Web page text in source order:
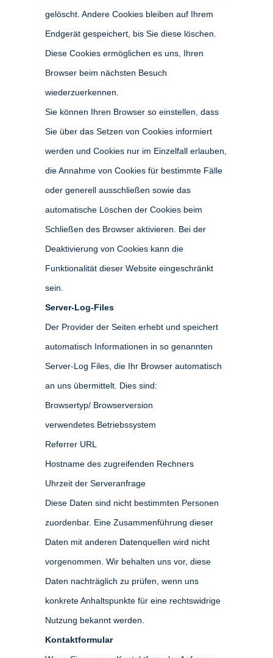
gelöscht. Andere Cookies bleiben auf Ihrem
Endgerät gespeichert, bis Sie diese löschen.
Diese Cookies ermöglichen es uns, Ihren
Browser beim nächsten Besuch
wiederzuerkennen.
Sie können Ihren Browser so einstellen, dass
Sie über das Setzen von Cookies informiert
werden und Cookies nur im Einzelfall erlauben,
die Annahme von Cookies für bestimmte Fälle
oder generell ausschließen sowie das
automatische Löschen der Cookies beim
Schließen des Browser aktivieren. Bei der
Deaktivierung von Cookies kann die
Funktionalität dieser Website eingeschränkt
sein.
Server-Log-Files
Der Provider der Seiten erhebt und speichert
automatisch Informationen in so genannten
Server-Log Files, die Ihr Browser automatisch
an uns übermittelt. Dies sind:
Browsertyp/ Browserversion
verwendetes Betriebssystem
Referrer URL
Hostname des zugreifenden Rechners
Uhrzeit der Serveranfrage
Diese Daten sind nicht bestimmten Personen
zuordenbar. Eine Zusammenführung dieser
Daten mit anderen Datenquellen wird nicht
vorgenommen. Wir behalten uns vor, diese
Daten nachträglich zu prüfen, wenn uns
konkrete Anhaltspunkte für eine rechtswidrige
Nutzung bekannt werden.
Kontaktformular